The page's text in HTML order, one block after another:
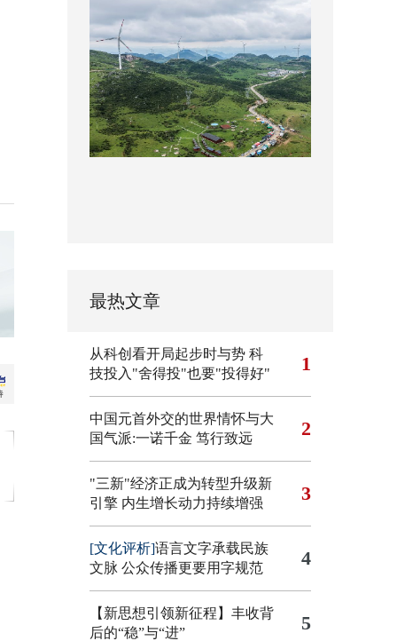
最热文章
从科创看开局起步时与势 科
技投入"舍得投"也要"投得好"
1
中国元首外交的世界情怀与大
国气派:一诺千金 笃行致远
2
"三新"经济正成为转型升级新
引擎 内生增长动力持续增强 3
[文化评析]语言文字承载民族
文脉 公众传播更要用字规范
4
【新思想引领新征程】丰收背
后的“稳”与“进”
5